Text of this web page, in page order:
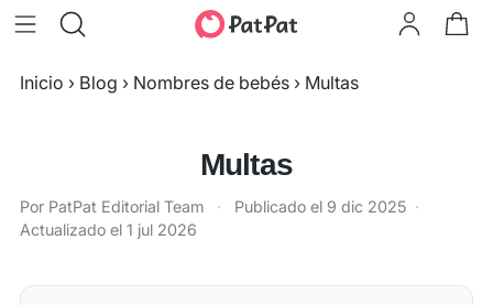
Inicio › Blog › Nombres de bebés › Multas
Multas
Por PatPat Editorial Team · Publicado el 9 dic 2025 ·
Actualizado el 1 jul 2026